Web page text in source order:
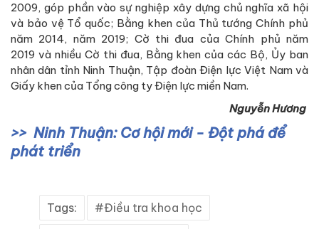
2009, góp phần vào sự nghiệp xây dựng chủ nghĩa xã hội
và bảo vệ Tổ quốc; Bằng khen của Thủ tướng Chính phủ
năm 2014, năm 2019; Cờ thi đua của Chính phủ năm
2019 và nhiều Cờ thi đua, Bằng khen của các Bộ, Ủy ban
nhân dân tỉnh Ninh Thuận, Tập đoàn Điện lực Việt Nam và
Giấy khen của Tổng công ty Điện lực miền Nam.
Nguyễn Hương
Ninh Thuận: Cơ hội mới - Đột phá để
phát triển
Tags: Điều tra khoa học